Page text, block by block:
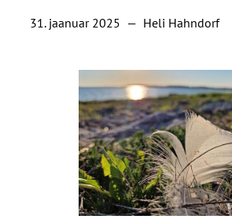
31. jaanuar 2025 — Heli Hahndorf